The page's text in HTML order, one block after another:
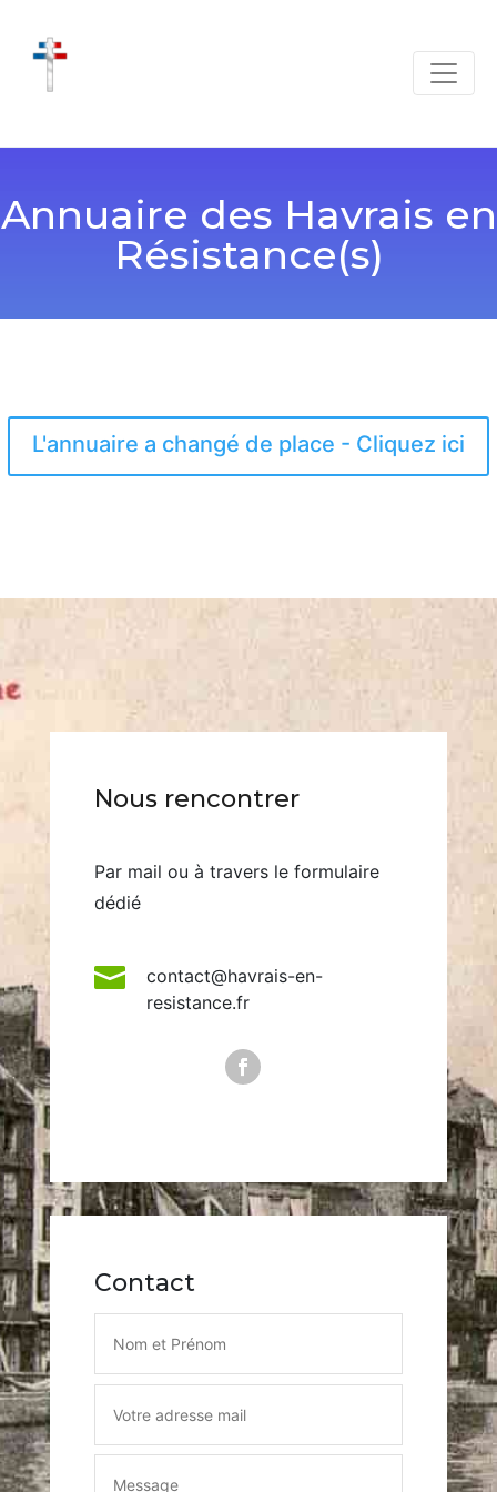
Annuaire des Havrais en
Résistance(s)
L'annuaire a changé de place - Cliquez ici
Nous rencontrer
Par mail ou à travers le formulaire
dédié

contact@havrais-en-
resistance.fr
Contact